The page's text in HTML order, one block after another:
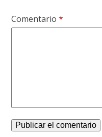
Comentario*